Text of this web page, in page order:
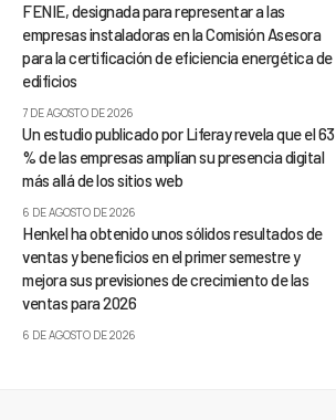
FENIE, designada para representar a las
empresas instaladoras en la Comisión Asesora
para la certificación de eficiencia energética de
edificios
7 DE AGOSTO DE 2026
Un estudio publicado por Liferay revela que el 63
% de las empresas amplían su presencia digital
más allá de los sitios web
6 DE AGOSTO DE 2026
Henkel ha obtenido unos sólidos resultados de
ventas y beneficios en el primer semestre y
mejora sus previsiones de crecimiento de las
ventas para 2026
6 DE AGOSTO DE 2026